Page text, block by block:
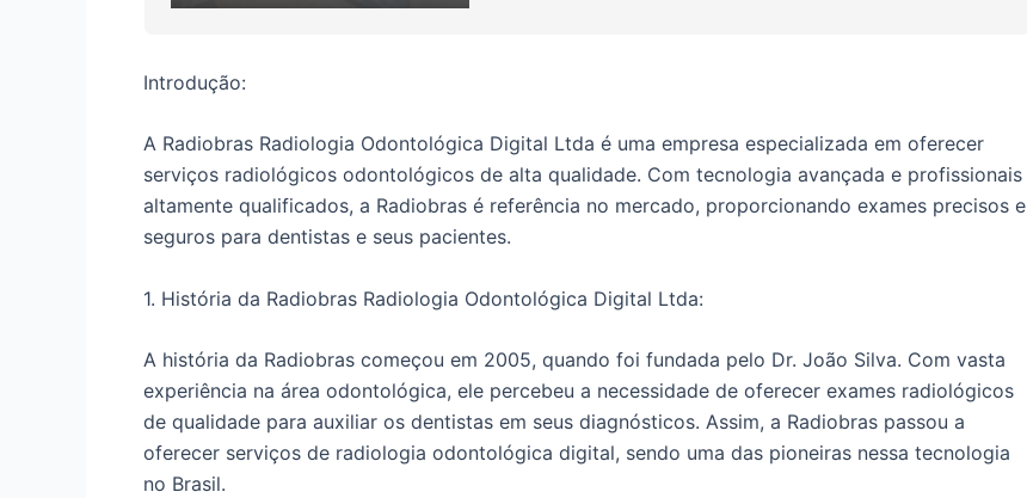
Introdução:
A Radiobras Radiologia Odontológica Digital Ltda é uma empresa especializada em oferecer
serviços radiológicos odontológicos de alta qualidade. Com tecnologia avançada e profissionais
altamente qualificados, a Radiobras é referência no mercado, proporcionando exames precisos e
seguros para dentistas e seus pacientes.
1. História da Radiobras Radiologia Odontológica Digital Ltda:
A história da Radiobras começou em 2005, quando foi fundada pelo Dr. João Silva. Com vasta
experiência na área odontológica, ele percebeu a necessidade de oferecer exames radiológicos
de qualidade para auxiliar os dentistas em seus diagnósticos. Assim, a Radiobras passou a
oferecer serviços de radiologia odontológica digital, sendo uma das pioneiras nessa tecnologia
no Brasil.